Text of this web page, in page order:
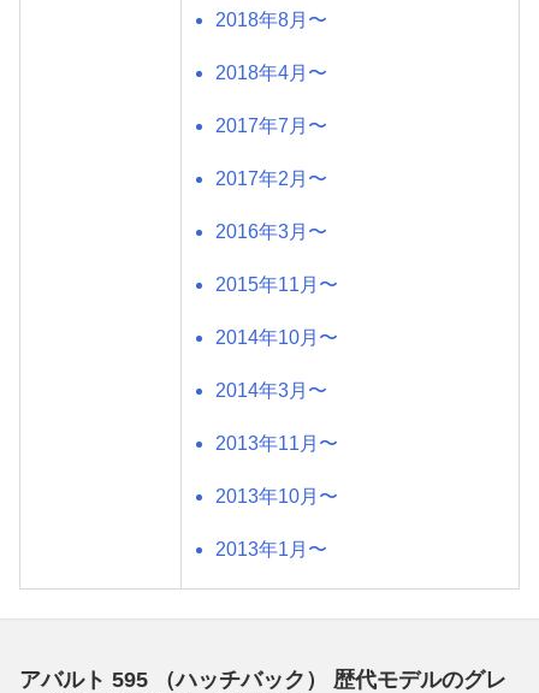
2018年8月〜
2018年4月〜
2017年7月〜
2017年2月〜
2016年3月〜
2015年11月〜
2014年10月〜
2014年3月〜
2013年11月〜
2013年10月〜
2013年1月〜
アバルト 595 （ハッチバック） 歴代モデルのグレ